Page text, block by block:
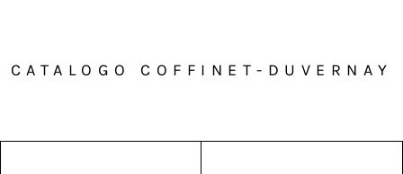
CATALOGO COFFINET-DUVERNAY